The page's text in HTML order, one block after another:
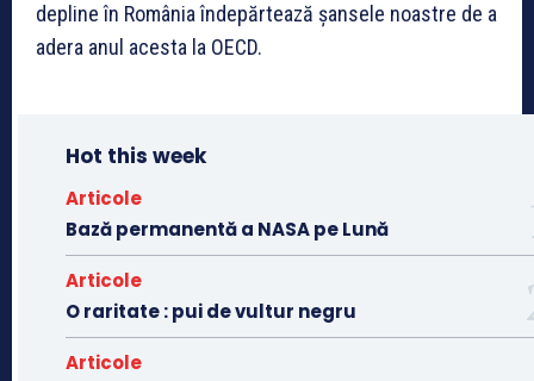
depline în România îndepărtează șansele noastre de a
adera anul acesta la OECD.
Hot this week
Articole
Bază permanentă a NASA pe Lună
Articole
O raritate : pui de vultur negru
Articole